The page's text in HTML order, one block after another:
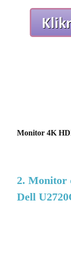
Monitor 4K
2. Monitor
Dell